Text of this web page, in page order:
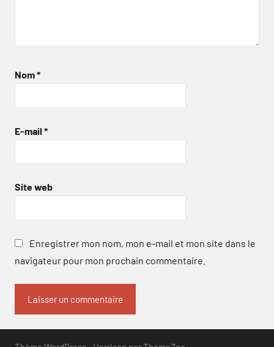
Nom*
E-mail *
Site web
Enregistrer mon nom, mon e-mail et mon site dans le
navigateur pour mon prochain commentaire.